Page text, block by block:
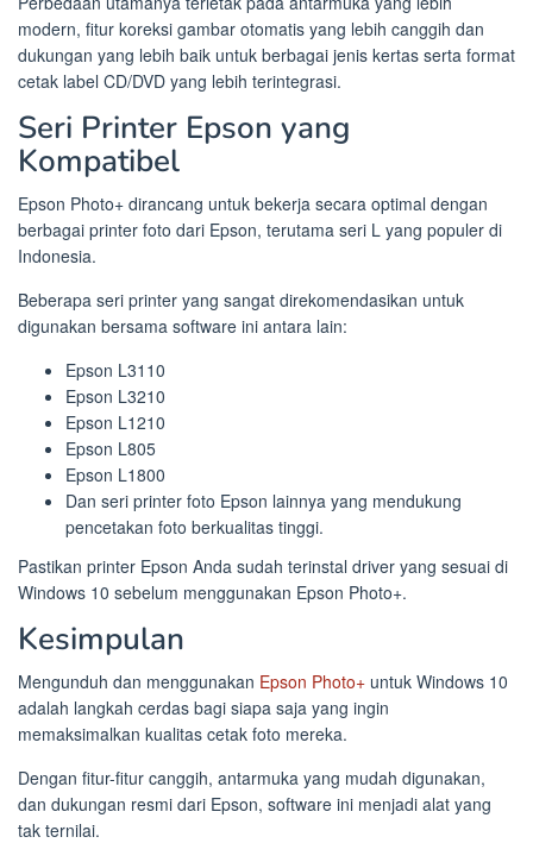
modern, fitur koreksi gambar otomatis yang lebih canggih dan
dukungan yang lebih baik untuk berbagai jenis kertas serta format
cetak label CD/DVD yang lebih terintegrasi.
Seri Printer Epson yang
Kompatibel
Epson Photo+ dirancang untuk bekerja secara optimal dengan
berbagai printer foto dari Epson, terutama seri L yang populer di
Indonesia.
Beberapa seri printer yang sangat direkomendasikan untuk
digunakan bersama software ini antara lain:
Epson L3110
Epson L3210
Epson L1210
Epson L805
Epson L1800
Dan seri printer foto Epson lainnya yang mendukung
pencetakan foto berkualitas tinggi.
Pastikan printer Epson Anda sudah terinstal driver yang sesuai di
Windows 10 sebelum menggunakan Epson Photo+.
Kesimpulan
Mengunduh dan menggunakan Epson Photo+ untuk Windows 10
adalah langkah cerdas bagi siapa saja yang ingin
memaksimalkan kualitas cetak foto mereka.
Dengan fitur-fitur canggih, antarmuka yang mudah digunakan,
dan dukungan resmi dari Epson, software ini menjadi alat yang
tak ternilai.